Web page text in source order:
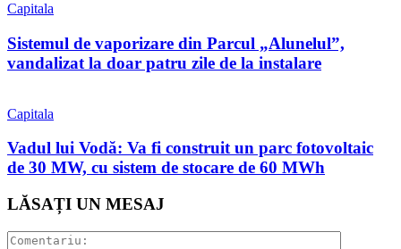
Capitala
Sistemul de vaporizare din Parcul „Alunelul”,
vandalizat la doar patru zile de la instalare
Capitala
Vadul lui Vodă: Va fi construit un parc fotovoltaic
de 30 MW, cu sistem de stocare de 60 MWh
LĂSAȚI UN MESAJ